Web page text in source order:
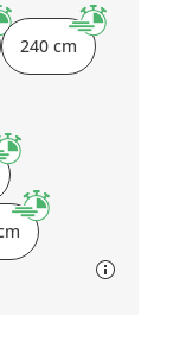
240 cm